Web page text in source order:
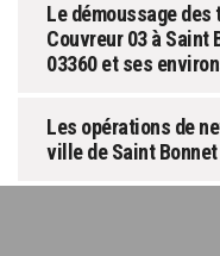
Le démoussage des
Couvreur 03 à Saint
03360 et ses
Les opérations de
ville de Saint